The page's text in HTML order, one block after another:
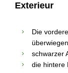
Exterieur
Die
schwarzer
die hintere